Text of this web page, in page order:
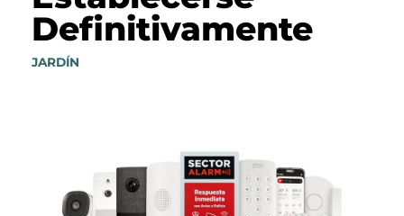
Definitivamente
JARDÍN